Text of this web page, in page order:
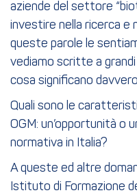
aziende del settore
investire nella ricerca e
queste parole le
vediamo scritte a
cosa significano
Quali sono le
OGM: un’opportunità o
normativa in Italia?
A queste ed altre
Istituto di Formazione